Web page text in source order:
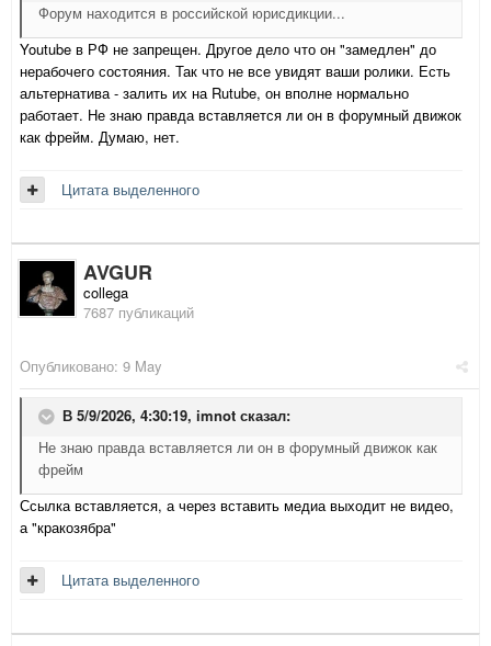
Форум находится в российской юрисдикции...
Youtube в РФ не запрещен. Другое дело что он "замедлен" до
нерабочего состояния. Так что не все увидят ваши ролики. Есть
альтернатива - залить их на Rutube, он вполне нормально
работает. Не знаю правда вставляется ли он в форумный движок
как фрейм. Думаю, нет.
Цитата выделенного
AVGUR
collega
7687 публикаций
Опубликовано: 9 May
В 5/9/2026, 4:30:19, imnot сказал:
Не знаю правда вставляется ли он в форумный движок как
фрейм
Ссылка вставляется, а через вставить медиа выходит не видео,
а "кракозябра"
Цитата выделенного